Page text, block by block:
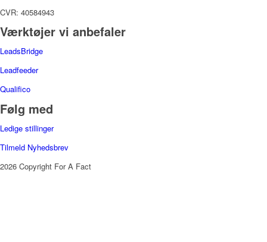
CVR: 40584943
Værktøjer vi anbefaler
LeadsBridge
Leadfeeder
Qualifico
Følg med
Ledige stillinger
Tilmeld Nyhedsbrev
2026 Copyright For A Fact